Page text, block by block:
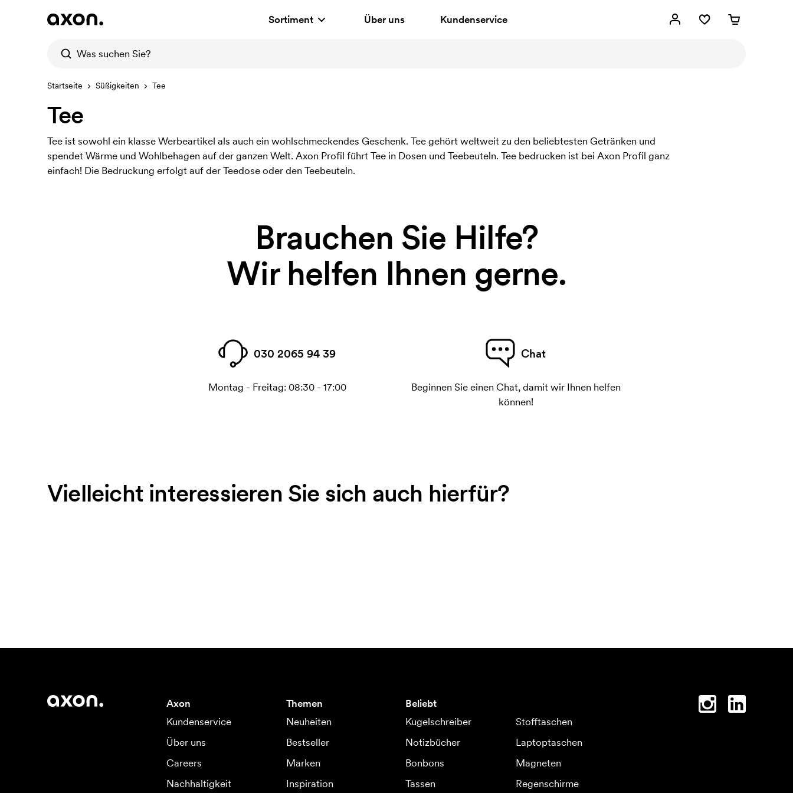
Sortiment Über uns Kundenservice
Startseite Süßigkeiten Tee
Tee
Tee ist sowohl ein klasse Werbeartikel als auch ein wohlschmeckendes Geschenk. Tee gehört weltweit zu den beliebtesten Getränken und
spendet Wärme und Wohlbehagen auf der ganzen Welt. Axon Profil führt Tee in Dosen und Teebeuteln. Tee bedrucken ist bei Axon Profil ganz
einfach! Die Bedruckung erfolgt auf der Teedose oder den Teebeuteln.
Brauchen Sie Hilfe?
Wir helfen Ihnen gerne.
030 2065 94 39
Montag - Freitag: 08:30 - 17:00
Chat
Beginnen Sie einen Chat, damit wir Ihnen helfen
können!
Vielleicht interessieren Sie sich auch hierfür?
Axon
Kundenservice
Über uns
Careers
Nachhaltigkeit
Themen
Neuheiten
Bestseller
Marken
Inspiration
Beliebt
Kugelschreiber
Stofftaschen
Notizbücher
Laptoptaschen
Bonbons
Magneten
Tassen
Regenschirme